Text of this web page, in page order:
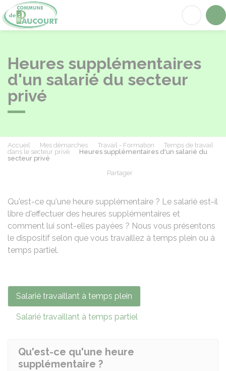
Heures supplémentaires
d'un salarié du secteur
privé
Accueil Mes démarches Travail - Formation
Temps de travail
dans le secteur privé
Heures supplémentaires d'un salarié du
secteur privé
Partager
Qu'est-ce qu'une heure supplémentaire ? Le salarié est-il
libre d'effectuer des heures supplémentaires et
comment lui sont-elles payées ? Nous vous présentons
le dispositif selon que vous travaillez à temps plein ou à
temps partiel.
Salarié travaillant à temps plein
Salarié travaillant à temps partiel
Qu'est-ce qu'une heure
supplémentaire ?